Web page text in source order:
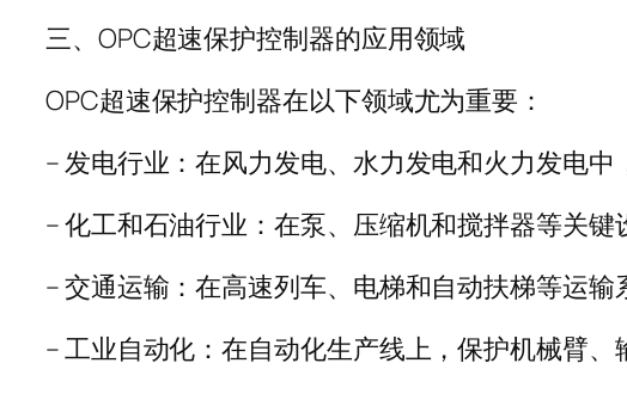
三、 OPC超速保护控制器的应用领域
OPC超速保护控制器在以下领域尤为重要：
–发电行业：在风力发电、水力发电和火力发电中
–化工和石油行业：在泵、压缩机和搅拌器等关键
–交通运输：在高速列车、电梯和自动扶梯等运输
–工业自动化：在自动化生产线上，保护机械臂、